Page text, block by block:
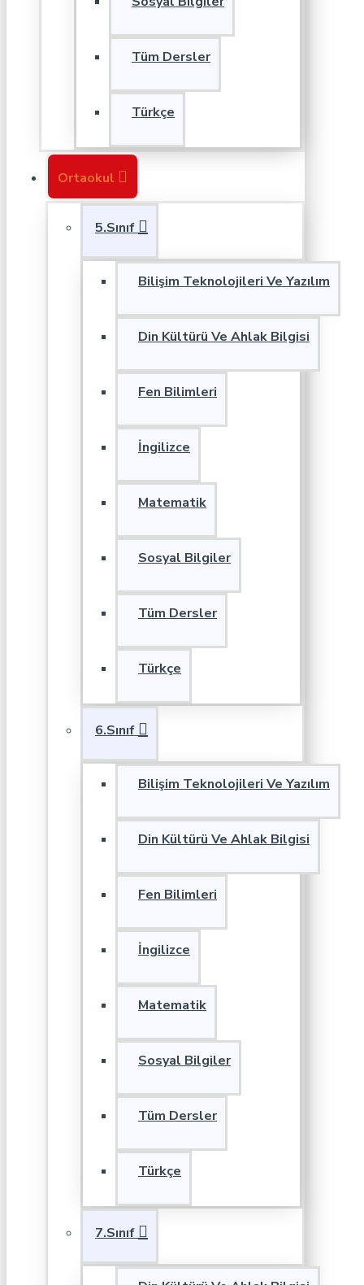
Tüm Dersler
Türkçe
Ortaokul
5.Sınıf
Bilişim Teknolojileri Ve Yazılım
Din Kültürü Ve Ahlak Bilgisi
Fen Bilimleri
İngilizce
Matematik
Sosyal Bilgiler
Tüm Dersler
Türkçe
6.Sınıf
Bilişim Teknolojileri Ve Yazılım
Din Kültürü Ve Ahlak Bilgisi
Fen Bilimleri
İngilizce
Matematik
Sosyal Bilgiler
Tüm Dersler
Türkçe
7.Sınıf